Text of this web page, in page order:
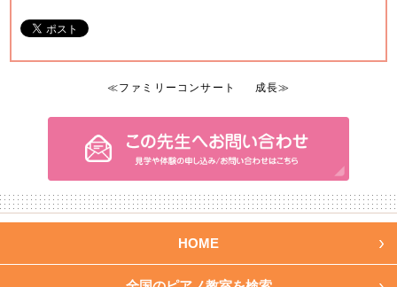
≪ファミリーコンサート 成長≫
HOME